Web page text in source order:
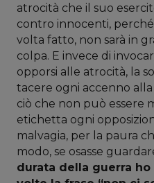
atrocità che il suo
contro innocenti,
volta fatto, non sarà in
colpa. E invece di
opporsi alle atrocità, la
tacere ogni accenno
ciò che non può essere
etichetta ogni
malvagia, per la paura
modo, se osasse
durata della guerra